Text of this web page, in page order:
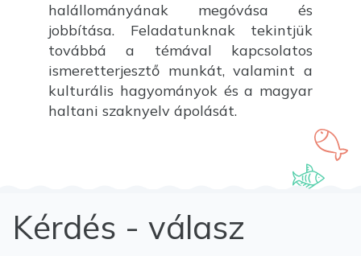
halállományának megóvása és
jobbítása. Feladatunknak tekintjük
továbbá a témával kapcsolatos
ismeretterjesztő munkát, valamint a
kulturális hagyományok és a magyar
haltani szaknyelv ápolását.
Kérdés - válasz